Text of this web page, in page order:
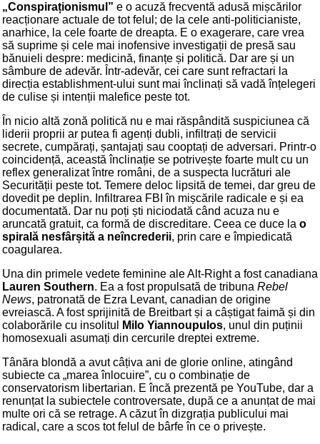
„Conspiraționismul” e o acuză frecventă adusă mișcărilor
reacționare actuale de tot felul; de la cele anti-politicianiste,
anarhice, la cele foarte de dreapta. E o exagerare, care vrea
să suprime și cele mai inofensive investigații de presă sau
bănuieli despre: medicină, finanțe și politică. Dar are și un
sâmbure de adevăr. Într-adevăr, cei care sunt refractari la
direcția establishment-ului sunt mai înclinați să vadă înțelegeri
de culise și intenții malefice peste tot.
În nicio altă zonă politică nu e mai răspândită suspiciunea că
liderii proprii ar putea fi agenți dubli, infiltrați de servicii
secrete, cumpărați, șantajați sau cooptați de adversari. Printr-o
coincidență, această înclinație se potrivește foarte mult cu un
reflex generalizat între români, de a suspecta lucrături ale
Securității peste tot. Temere deloc lipsită de temei, dar greu de
dovedit pe deplin. Infiltrarea FBI în mișcările radicale e și ea
documentată. Dar nu poți ști niciodată când acuza nu e
aruncată gratuit, ca formă de discreditare. Ceea ce duce la o
spirală nesfârșită a neîncrederii, prin care e împiedicată
coagularea.
Una din primele vedete feminine ale Alt-Right a fost canadiana
Lauren Southern. Ea a fost propulsată de tribuna Rebel
News, patronată de Ezra Levant, canadian de origine
evreiască. A fost sprijinită de Breitbart și a câștigat faimă și din
colaborările cu insolitul
Milo Yiannoupulos, unul din puținii
homosexuali asumați din cercurile dreptei extreme.
Tânăra blondă a avut câțiva ani de glorie online, atingând
subiecte ca „marea înlocuire”, cu o combinație de
conservatorism libertarian. E încă prezentă pe YouTube, dar a
renunțat la subiectele controversate, după ce a anunțat de mai
multe ori că se retrage. A căzut în dizgrația publicului mai
radical, care a scos tot felul de bârfe în ce o privește.